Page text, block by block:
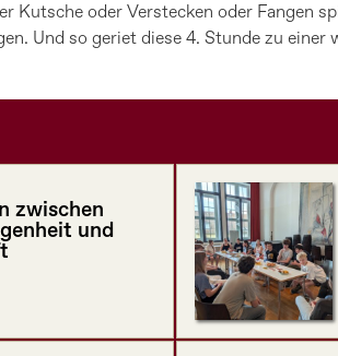
Kutsche oder Verstecken oder Fangen
Und so geriet diese 4. Stunde zu einer
zwischen
und